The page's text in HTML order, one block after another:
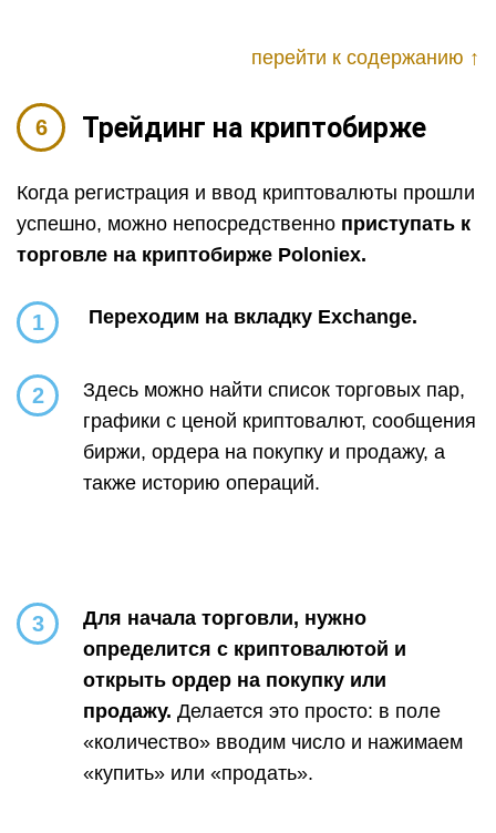
перейти к содержанию ↑
Трейдинг на криптобирже
Когда регистрация и ввод криптовалюты прошли
успешно, можно непосредственно приступать к
торговле на криптобирже Poloniex.
1 Переходим на вкладку Exchange.
2
Здесь можно найти список торговых пар,
графики с ценой криптовалют, сообщения
биржи, ордера на покупку и продажу, а
также историю операций.
3
Для начала торговли, нужно
определится с криптовалютой и
открыть ордер на покупку или
продажу. Делается это просто: в поле
«количество» вводим число и нажимаем
«купить» или «продать».